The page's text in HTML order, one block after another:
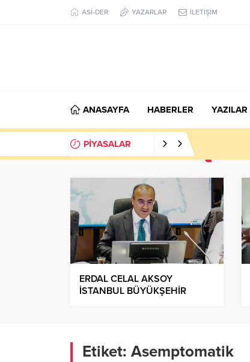
ASİ-DER YAZARLAR İLETİŞİM
ANASAYFA HABERLER YAZILAR
PİYASALAR
ERDAL CELAL AKSOY
İSTANBUL BÜYÜKŞEHİR
Etiket: Asemptomatik